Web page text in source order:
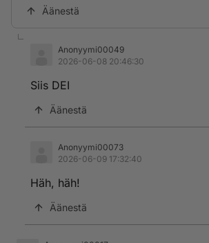
Äänestä
Anonyymi00049
2026-06-08 20:46:30
Siis DEI
Äänestä
Anonyymi00073
2026-06-09 17:32:40
Häh, häh!
Äänestä